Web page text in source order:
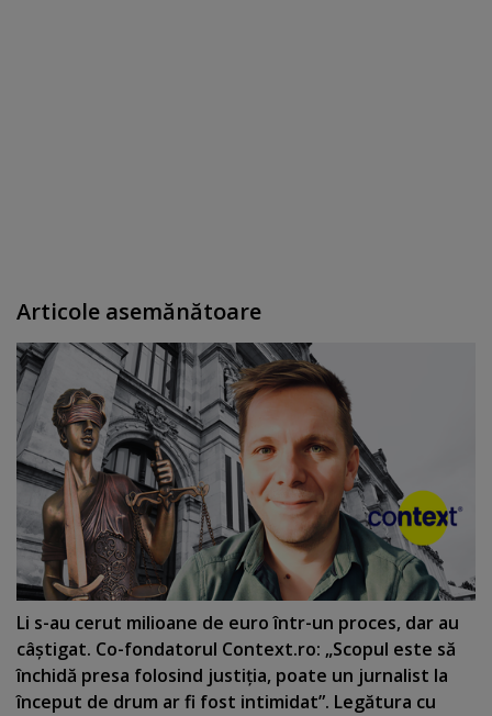
Articole asemănătoare
Li s-au cerut milioane de euro într-un proces, dar au
câştigat. Co-fondatorul Context.ro: „Scopul este să
închidă presa folosind justiţia, poate un jurnalist la
început de drum ar fi fost intimidat”. Legătura cu